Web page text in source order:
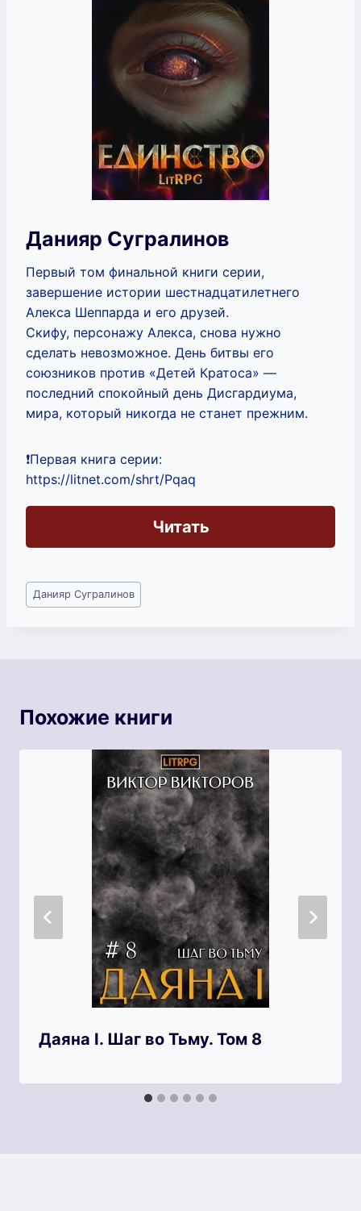
Данияр Сугралинов
Первый том финальной книги серии,
завершение истории шестнадцатилетнего
Алекса Шеппарда и его друзей.
Скифу, персонажу Алекса, снова нужно
сделать невозможное. День битвы его
союзников против «Детей Кратоса» —
последний спокойный день Дисгардиума,
мира, который никогда не станет прежним.
❗Первая книга серии:
https://litnet.com/shrt/Pqaq
Читать
Метки
записи:
Данияр Сугралинов
Похожие книги
Даяна I. Шаг во Тьму. Том 8